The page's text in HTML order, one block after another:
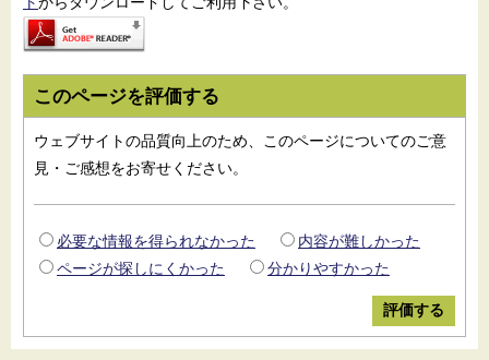
このページを評価する
ウェブサイトの品質向上のため、このページについてのご意
見・ご感想をお寄せください。
必要な情報を得られなかった
内容が難しかった
ページが探しにくかった
分かりやすかった